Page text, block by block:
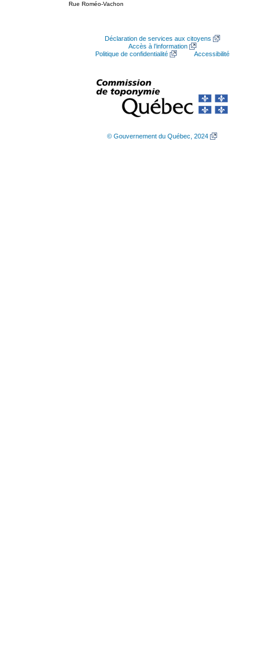
Rue Roméo-Vachon
Déclaration de services aux citoyens
Accès à l’information
Politique de confidentialité
Accessibilité
© Gouvernement du Québec, 2024